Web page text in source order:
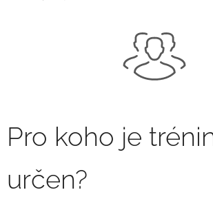
Pro koho je
určen?